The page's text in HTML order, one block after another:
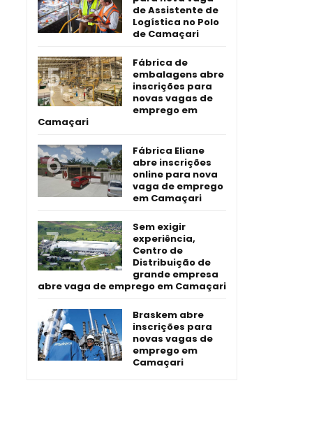
de Assistente de
Logística no Polo
de Camaçari
Fábrica de
embalagens abre
inscrições para
novas vagas de
emprego em
Camaçari
Fábrica Eliane
abre inscrições
online para nova
vaga de emprego
em Camaçari
Sem exigir
experiência,
Centro de
Distribuição de
grande empresa
abre vaga de emprego em Camaçari
Braskem abre
inscrições para
novas vagas de
emprego em
Camaçari